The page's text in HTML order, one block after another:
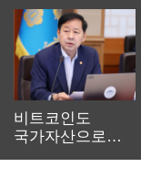
비트코인도
국가자산으로…'